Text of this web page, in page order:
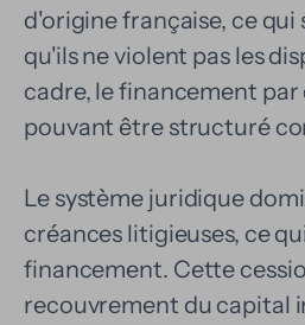
d'origine française, ce
qu'ils ne violent pas les
cadre, le financement
pouvant être structuré
Le système juridique
créances litigieuses, ce
financement. Cette
recouvrement du capital